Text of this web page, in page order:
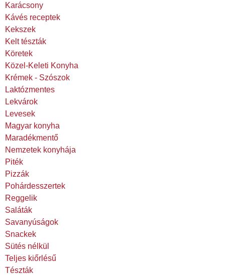
Karácsony
Kávés receptek
Kekszek
Kelt tészták
Köretek
Közel-Keleti Konyha
Krémek - Szószok
Laktózmentes
Lekvárok
Levesek
Magyar konyha
Maradékmentő
Nemzetek konyhája
Piték
Pizzák
Pohárdesszertek
Reggelik
Saláták
Savanyúságok
Snackek
Sütés nélkül
Teljes kiőrlésű
Tészták